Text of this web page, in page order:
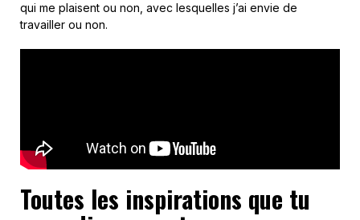
qui me plaisent ou non, avec lesquelles j’ai envie de
travailler ou non.
Toutes les inspirations que tu